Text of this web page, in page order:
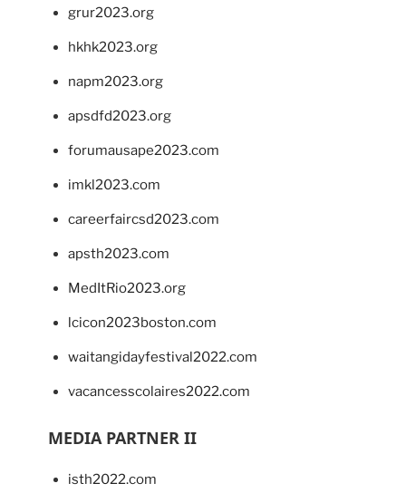
grur2023.org
hkhk2023.org
napm2023.org
apsdfd2023.org
forumausape2023.com
imkl2023.com
careerfaircsd2023.com
apsth2023.com
MedItRio2023.org
lcicon2023boston.com
waitangidayfestival2022.com
vacancesscolaires2022.com
MEDIA PARTNER II
isth2022.com